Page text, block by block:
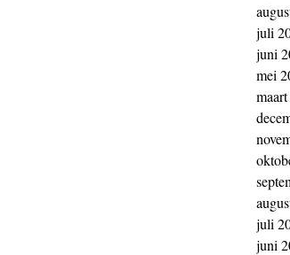
juli
juni
mei
juli
juni